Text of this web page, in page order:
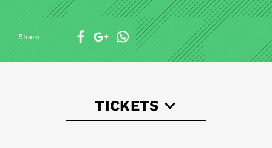
Share
TICKETS